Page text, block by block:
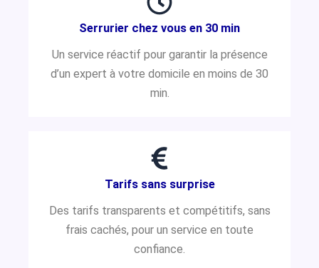
Serrurier chez vous en 30 min
Un service réactif pour garantir la présence
d’un expert à votre domicile en moins de 30
min.
Tarifs sans surprise
Des tarifs transparents et compétitifs, sans
frais cachés, pour un service en toute
confiance.